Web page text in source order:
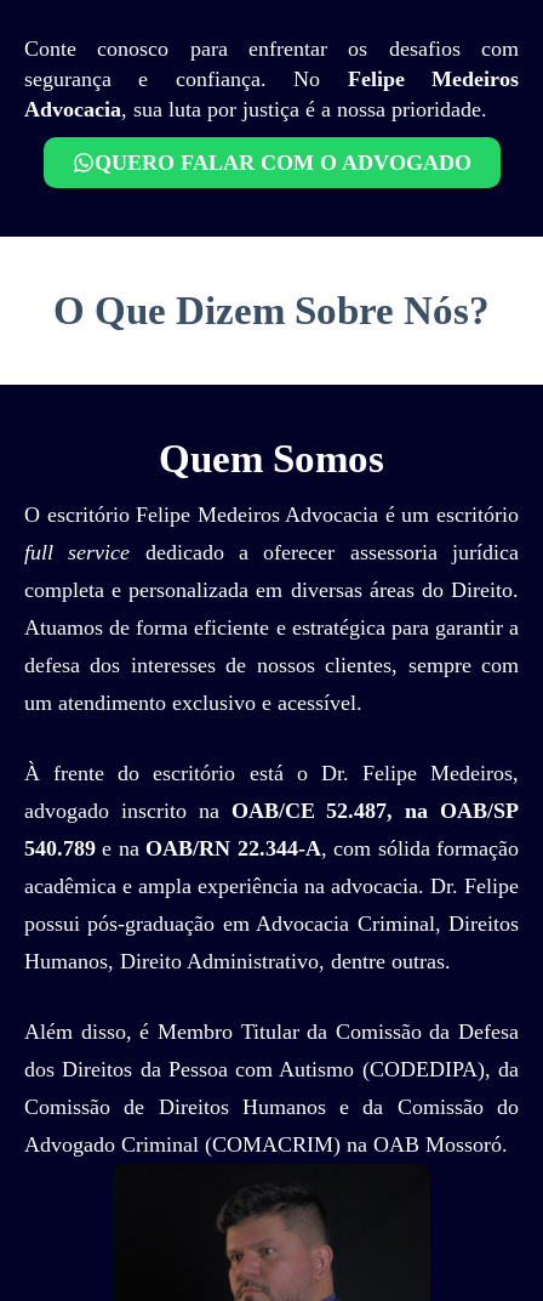
Conte conosco para enfrentar os desafios com
segurança e confiança. No Felipe Medeiros
Advocacia, sua luta por justiça é a nossa prioridade.
QUERO FALAR COM O ADVOGADO
O Que Dizem Sobre Nós?
Quem Somos
O escritório Felipe Medeiros Advocacia é um escritório
full service dedicado a oferecer assessoria jurídica
completa e personalizada em diversas áreas do Direito.
Atuamos de forma eficiente e estratégica para garantir a
defesa dos interesses de nossos clientes, sempre com
um atendimento exclusivo e acessível.
À frente do escritório está o Dr. Felipe Medeiros,
advogado inscrito na OAB/CE 52.487, na OAB/SP
540.789e na OAB/RN 22.344-A, com sólida formação
acadêmica e ampla experiência na advocacia. Dr. Felipe
possui pós-graduação em Advocacia Criminal, Direitos
Humanos, Direito Administrativo, dentre outras.
Além disso, é Membro Titular da Comissão da Defesa
dos Direitos da Pessoa com Autismo (CODEDIPA), da
Comissão de Direitos Humanos e da Comissão do
Advogado Criminal (COMACRIM) na OAB Mossoró.